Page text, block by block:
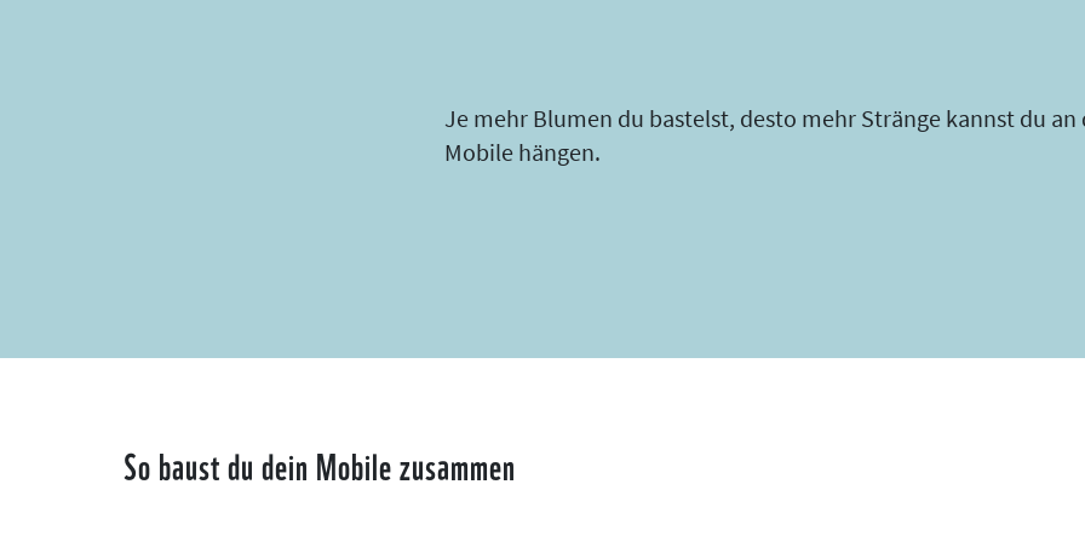
Je mehr Blumen du bastelst, desto mehr Stränge kannst du an
Mobile hängen.
So baust du dein Mobile zusammen